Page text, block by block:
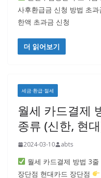
사후환급금 신청 방법 초
한액 초과금 신청
더 읽어보기
세금·환급·절세
월세 카드결제
종류 (신한, 현
2024-03-10 abts
월세 카드결제 방법 3
장단점 현대카드 장단점